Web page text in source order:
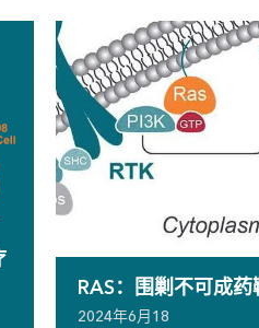
RAS：围剿不可成药
2024年6月18